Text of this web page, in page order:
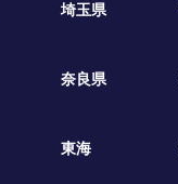
埼玉県
奈良県
東海